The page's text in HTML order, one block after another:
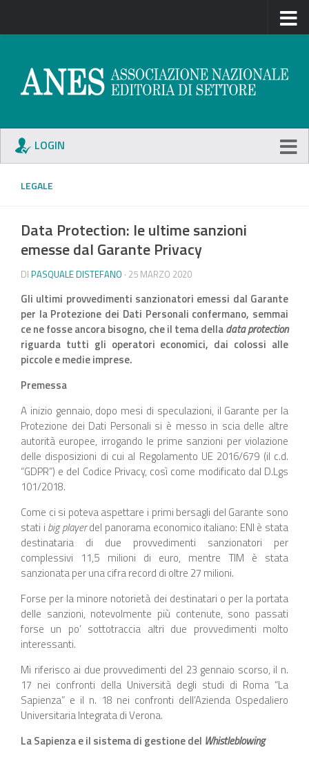
LOGIN
LEGALE
Data Protection: le ultime sanzioni
emesse dal Garante Privacy
DI PASQUALE DISTEFANO · 25 MARZO 2020
Gli ultimi provvedimenti sanzionatori emessi dal Garante
per la Protezione dei Dati Personali confermano, semmai
ce ne fosse ancora bisogno, che il tema delladata protection
riguarda tutti gli operatori economici, dai colossi alle
piccole e medie imprese.
Premessa
A inizio gennaio, dopo mesi di speculazioni, il Garante per la
Protezione dei Dati Personali si è messo in scia delle altre
autorità europee, irrogando le prime sanzioni per violazione
delle disposizioni di cui al Regolamento UE 2016/679 (il c.d.
“GDPR”) e del Codice Privacy, così come modificato dal D.Lgs
101/2018.
Come ci si poteva aspettare i primi bersagli del Garante sono
stati i big playerdel panorama economico italiano: ENI è stata
destinataria di due provvedimenti sanzionatori per
complessivi 11,5 milioni di euro, mentre TIM è stata
sanzionata per una cifra record di oltre 27 milioni.
Forse per la minore notorietà dei destinatari o per la portata
delle sanzioni, notevolmente più contenute, sono passati
forse un po’ sottotraccia altri due provvedimenti molto
interessanti.
Mi riferisco ai due provvedimenti del 23 gennaio scorso, il n.
17 nei confronti della Università degli studi di Roma “La
Sapienza” e il n. 18 nei confronti dell’Azienda Ospedaliero
Universitaria Integrata di Verona.
La Sapienza e il sistema di gestione del Whistleblowing